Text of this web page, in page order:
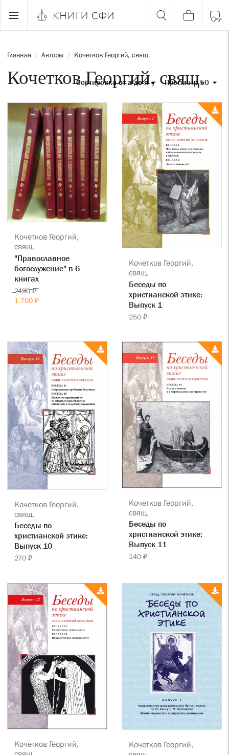
Главная / Авторы / Кочетков Георгий, свящ.
Кочетков Георгий, свящ.
Просмотр 50
Сортировкаот а до я
Кочетков Георгий,
свящ.
"Православное
богослужение" в 6
книгах
2490 ₽
1 700 ₽
Кочетков Георгий,
свящ.
Беседы по
христианской этике:
Выпуск 1
250 ₽
Кочетков Георгий,
свящ.
Беседы по
христианской этике:
Выпуск 10
270 ₽
Кочетков Георгий,
свящ.
Беседы по
христианской этике:
Выпуск 11
140 ₽
Кочетков Георгий,
Кочетков Георгий,